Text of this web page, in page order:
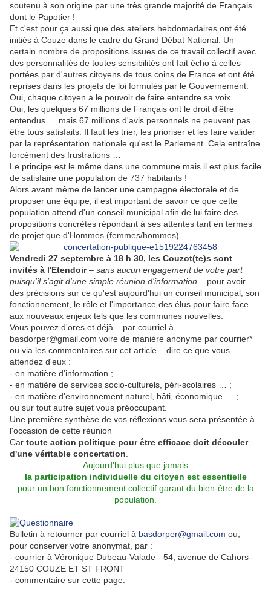
soutenu à son origine par une très grande majorité de Français
dont le Papotier !
Et c'est pour ça aussi que des ateliers hebdomadaires ont été
initiés à Couze dans le cadre du Grand Débat National. Un
certain nombre de propositions issues de ce travail collectif avec
des personnalités de toutes sensibilités ont fait écho à celles
portées par d'autres citoyens de tous coins de France et ont été
reprises dans les projets de loi formulés par le Gouvernement.
Oui, chaque citoyen a le pouvoir de faire entendre sa voix.
Oui, les quelques 67 millions de Français ont le droit d'être
entendus … mais 67 millions d'avis personnels ne peuvent pas
être tous satisfaits. Il faut les trier, les prioriser et les faire valider
par la représentation nationale qu'est le Parlement. Cela entraîne
forcément des frustrations …
Le principe est le même dans une commune mais il est plus facile
de satisfaire une population de 737 habitants !
Alors avant même de lancer une campagne électorale et de
proposer une équipe, il est important de savoir ce que cette
population attend d'un conseil municipal afin de lui faire des
propositions concrètes répondant à ses attentes tant en termes
de projet que d'Hommes (femmes/hommes).
Vendredi 27 septembre à 18 h 30, les Couzot(te)s sont
invités à l'Etendoir– sans aucun engagement de votre part
puisqu'il s'agit d'une simple réunion d'information – pour avoir
des précisions sur ce qu'est aujourd'hui un conseil municipal, son
fonctionnement, le rôle et l'importance des élus pour faire face
aux nouveaux enjeux tels que les communes nouvelles.
Vous pouvez d'ores et déjà – par courriel à
basdorper@gmail.com voire de manière anonyme par courrier*
ou via les commentaires sur cet article – dire ce que vous
attendez d'eux :
- en matière d'information ;
- en matière de services socio-culturels, péri-scolaires … ;
- en matière d'environnement naturel, bâti, économique … ;
ou sur tout autre sujet vous préoccupant.
Une première synthèse de vos réflexions vous sera présentée à
l'occasion de cette réunion
Car toute action politique pour être efficace doit découler
d'une véritable concertation
Aujourd'hui plus que jamais
la participation individuelle du citoyen est essentielle
pour un bon fonctionnement collectif garant du bien-être de la
population.
Bulletin à retourner par courriel à basdorper@gmail.com ou,
pour conserver votre anonymat, par :
- courrier à Véronique Dubeau-Valade - 54, avenue de Cahors -
24150 COUZE ET ST FRONT
- commentaire sur cette page.